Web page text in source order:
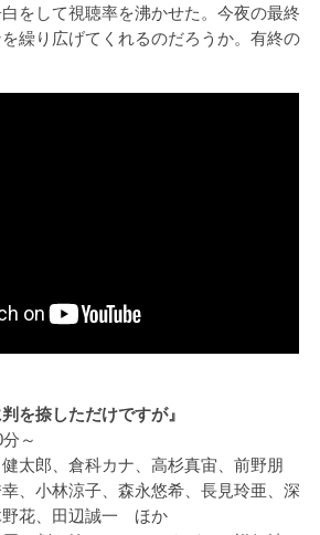
をして視聴率を沸かせた。今夜の最終
繰り広げてくれるのだろうか。有終の
を捺しただけですが』
～
太郎、倉科カナ、高杉真宙、前野朋
、小林涼子、森永悠希、長見玲亜、深
野花、田辺誠一 ほか